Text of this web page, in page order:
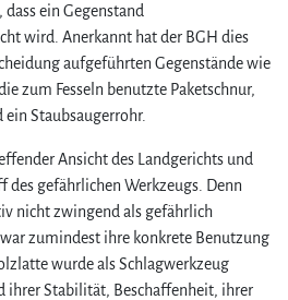
ein Gegenstand
wird. Anerkannt hat der BGH dies
aufgeführten Gegenstände wie
zum Fesseln benutzte Paketschnur,
ein Staubsaugerrohr.
Ansicht des Landgerichts und
des gefährlichen Werkzeugs. Denn
nicht zwingend als gefährlich
zumindest ihre konkrete Benutzung
wurde als Schlagwerkzeug
ihrer Stabilität, Beschaffenheit, ihrer